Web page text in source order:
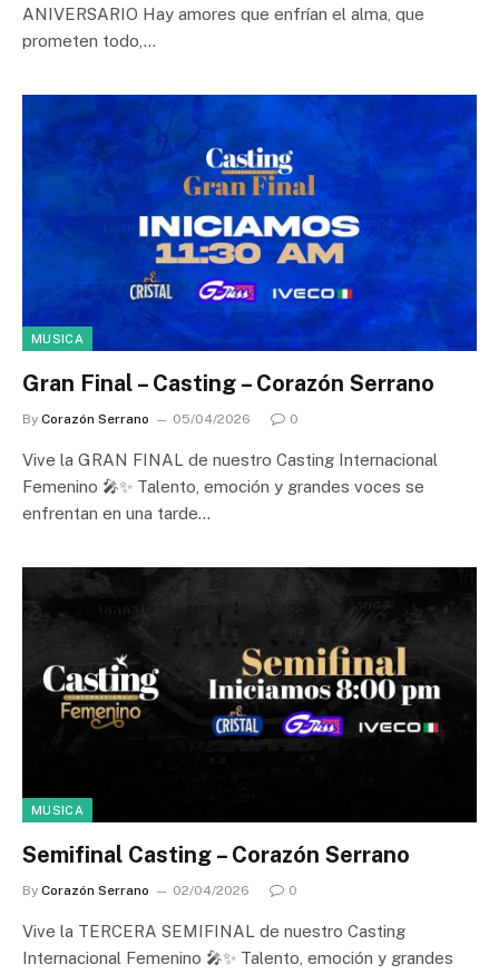
ANIVERSARIO Hay amores que enfrían el alma, que
prometen todo,…
MUSICA
Gran Final – Casting – Corazón Serrano
By Corazón Serrano 05/04/2026 0
Vive la GRAN FINAL de nuestro Casting Internacional
Femenino 🎤✨ Talento, emoción y grandes voces se
enfrentan en una tarde…
MUSICA
Semifinal Casting – Corazón Serrano
By Corazón Serrano 02/04/2026 0
Vive la TERCERA SEMIFINAL de nuestro Casting
Internacional Femenino 🎤✨ Talento, emoción y grandes